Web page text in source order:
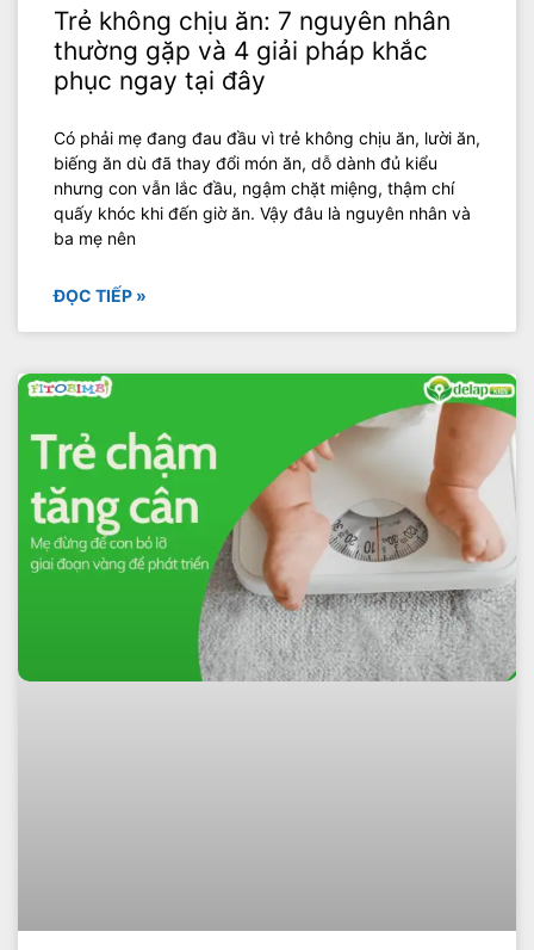
Trẻ không chịu ăn: 7 nguyên nhân
thường gặp và 4 giải pháp khắc
phục ngay tại đây
Có phải mẹ đang đau đầu vì trẻ không chịu ăn, lười ăn,
biếng ăn dù đã thay đổi món ăn, dỗ dành đủ kiểu
nhưng con vẫn lắc đầu, ngậm chặt miệng, thậm chí
quấy khóc khi đến giờ ăn. Vậy đâu là nguyên nhân và
ba mẹ nên
ĐỌC TIẾP »